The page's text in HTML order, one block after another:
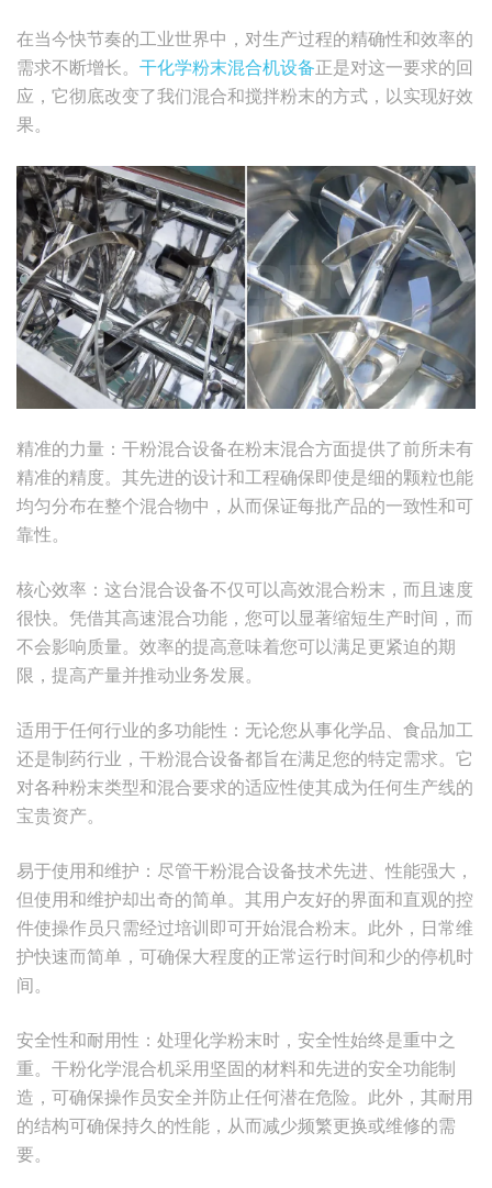
在当今快节奏的工业世界中，对生产过程的精确性和效率的
需求不断增长。 干化学粉末混合机设备正是对这一要求的回
应，它彻底改变了我们混合和搅拌粉末的方式，以实现好效
果。
精准的力量：干粉混合设备在粉末混合方面提供了前所未有
精准的精度。其先进的设计和工程确保即使是细的颗粒也能
均匀分布在整个混合物中，从而保证每批产品的一致性和可
靠性。
核心效率：这台混合设备不仅可以高效混合粉末，而且速度
很快。凭借其高速混合功能，您可以显著缩短生产时间，而
不会影响质量。效率的提高意味着您可以满足更紧迫的期
限，提高产量并推动业务发展。
适用于任何行业的多功能性：无论您从事化学品、食品加工
还是制药行业，干粉混合设备都旨在满足您的特定需求。它
对各种粉末类型和混合要求的适应性使其成为任何生产线的
宝贵资产。
易于使用和维护：尽管干粉混合设备技术先进、性能强大，
但使用和维护却出奇的简单。其用户友好的界面和直观的控
件使操作员只需经过培训即可开始混合粉末。此外，日常维
护快速而简单，可确保大程度的正常运行时间和少的停机时
间。
安全性和耐用性：处理化学粉末时，安全性始终是重中之
重。干粉化学混合机采用坚固的材料和先进的安全功能制
造，可确保操作员安全并防止任何潜在危险。此外，其耐用
的结构可确保持久的性能，从而减少频繁更换或维修的需
要。